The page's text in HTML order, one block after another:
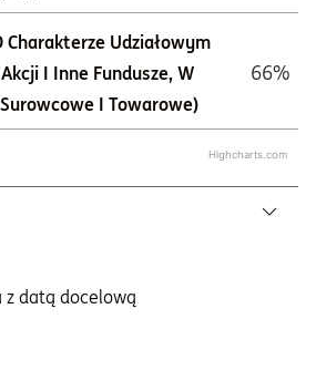
Highcharts.com
Udziałowym
I Inne Fundusze, W
I Towarowe)
66%
z datą docelową